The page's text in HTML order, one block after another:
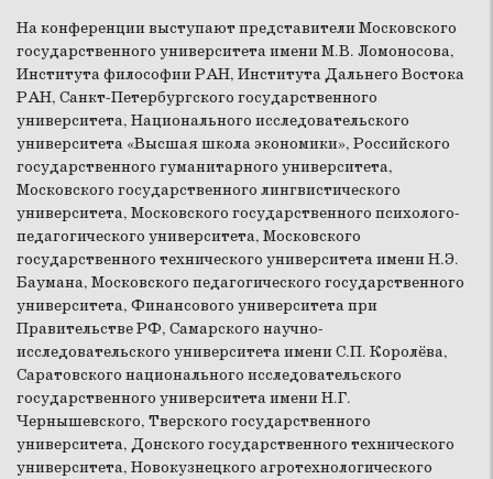
На конференции выступают представители Московского
государственного университета имени М.В. Ломоносова,
Института философии РАН, Института Дальнего Востока
РАН, Санкт-Петербургского государственного
университета, Национального исследовательского
университета «Высшая школа экономики», Российского
государственного гуманитарного университета,
Московского государственного лингвистического
университета, Московского государственного психолого-
педагогического университета, Московского
государственного технического университета имени Н.Э.
Баумана, Московского педагогического государственного
университета, Финансового университета при
Правительстве РФ, Самарского научно-
исследовательского университета имени С.П. Королёва,
Саратовского национального исследовательского
государственного университета имени Н.Г.
Чернышевского, Тверского государственного
университета, Донского государственного технического
университета, Новокузнецкого агротехнологического